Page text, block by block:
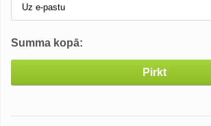
Uz e-pastu
Summa kopā:
Pirkt